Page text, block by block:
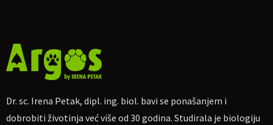
Dr. sc. Irena Petak, dipl. ing. biol. bavi se ponašanjem i
dobrobiti životinja već više od 30 godina. Studirala je biologiju